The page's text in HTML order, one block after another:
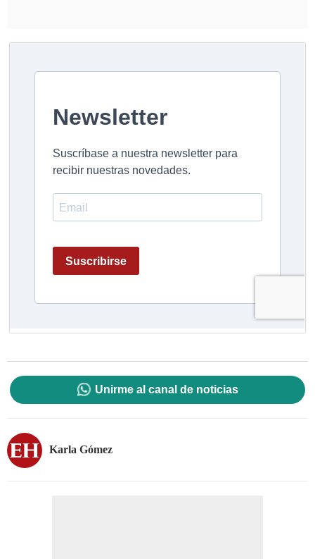
Unirme al canal de noticias
Karla Gómez